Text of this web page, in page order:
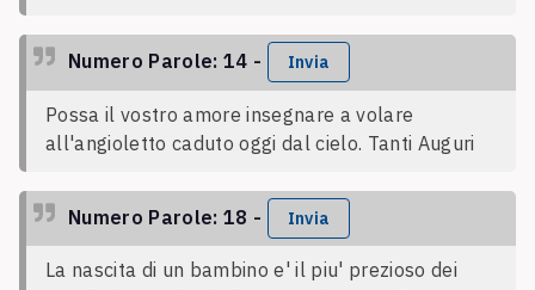
Numero Parole: 14 - Invia
Possa il vostro amore insegnare a volare
all'angioletto caduto oggi dal cielo. Tanti Auguri
Numero Parole: 18 - Invia
La nascita di un bambino e' il piu' prezioso dei